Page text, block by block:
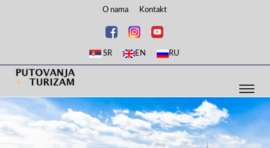
O nama Kontakt
SR EN RU